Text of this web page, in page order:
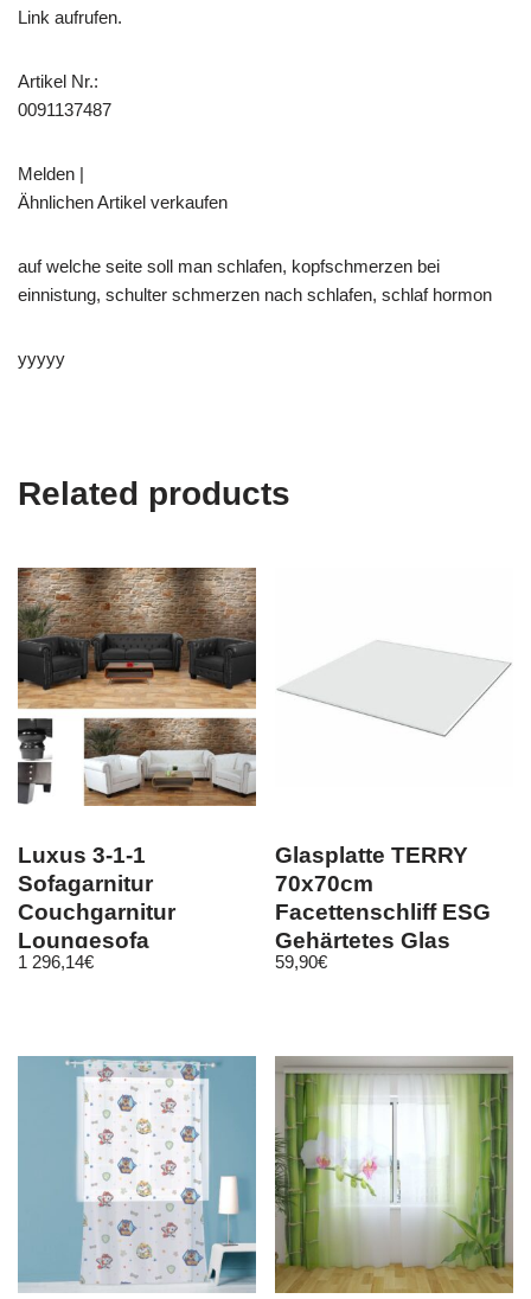
Link aufrufen.
Artikel Nr.:
0091137487
Melden |
Ähnlichen Artikel verkaufen
auf welche seite soll man schlafen, kopfschmerzen bei
einnistung, schulter schmerzen nach schlafen, schlaf hormon
yyyyy
Related products
Luxus 3-1-1
Sofagarnitur
Couchgarnitur
Loungesofa
Chesterfield
1 296,14€
Glasplatte TERRY
70x70cm
Facettenschliff ESG
Gehärtetes Glas
Scheibe Bodenplatte
59,90€